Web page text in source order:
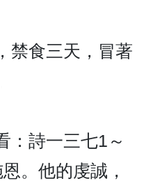
禁食三天，冒著
：詩一三七1～
。他的虔誠，